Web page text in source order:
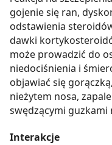
gojenie się ran,
odstawienia
dawki
może prowadzić do
niedociśnienia i
objawiać się
nieżytem nosa,
swędzącymi guzkami
Interakcje